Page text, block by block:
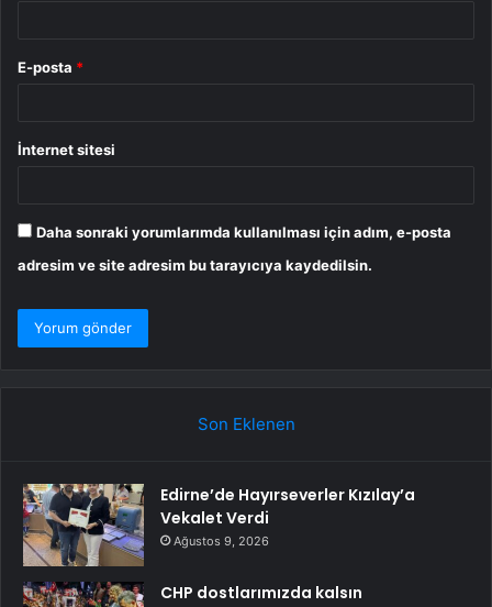
E-posta *
İnternet sitesi
Daha sonraki yorumlarımda kullanılması için adım, e-posta
adresim ve site adresim bu tarayıcıya kaydedilsin.
Son Eklenen
Edirne’de Hayırseverler Kızılay’a
Vekalet Verdi
Ağustos 9, 2026
CHP dostlarımızda kalsın